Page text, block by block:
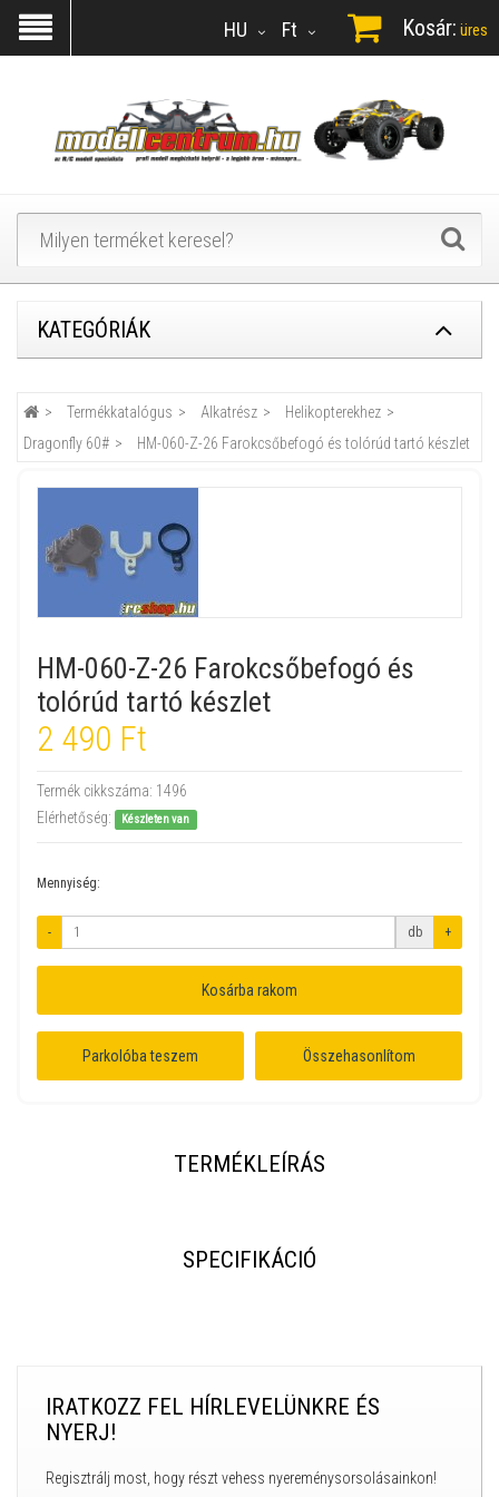
Ft
HU Kosár: üres
KATEGÓRIÁK
Termékkatalógus Alkatrész
Helikopterekhez
Dragonfly 60#
HM-060-Z-26 Farokcsőbefogó és tolórúd tartó készlet
HM-060-Z-26 Farokcsőbefogó és
tolórúd tartó készlet
2 490 Ft
Termék cikkszáma: 1496
Elérhetőség:
Készleten van
Mennyiség:
- db +
Kosárba rakom
Parkolóba teszem Összehasonlítom
TERMÉKLEÍRÁS
SPECIFIKÁCIÓ
IRATKOZZ FEL HÍRLEVELÜNKRE ÉS
NYERJ!
Regisztrálj most, hogy részt vehess nyereménysorsolásainkon!